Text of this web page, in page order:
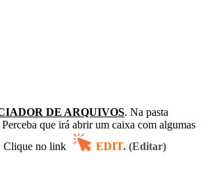
DE ARQUIVOS. Na pasta
Perceba que irá abrir um caixa com algumas
Clique no link EDIT. (Editar)